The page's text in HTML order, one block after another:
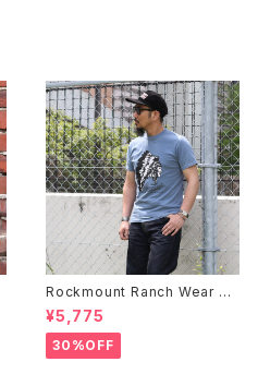
Rockmount Ranch Wear ロ
ックマウント ランチウェア Chie
f Western T-Shirt 半袖Tシャ
ツ 全2色
¥5,775
30%OFF